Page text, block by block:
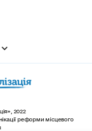
2022
реформи місцевого